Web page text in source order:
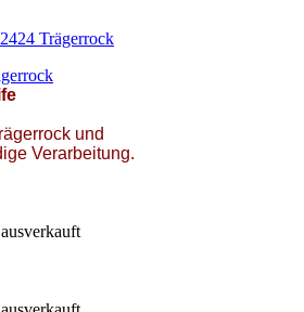
und
Verarbeitung.
ausverkauft